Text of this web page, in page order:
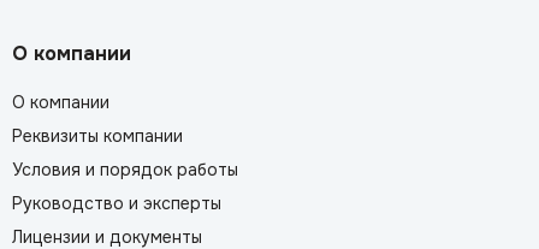
О компании
О компании
Реквизиты компании
Условия и порядок работы
Руководство и эксперты
Лицензии и документы